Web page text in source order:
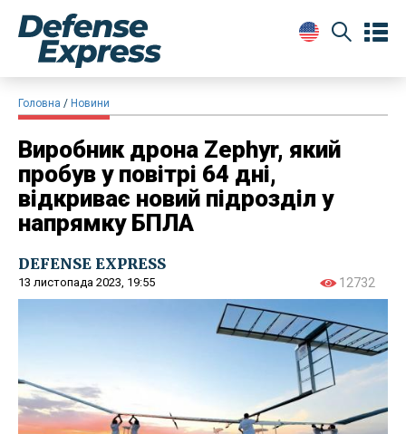
Головна Новини
Виробник дрона Zephyr, який
пробув у повітрі 64 дні,
відкриває новий підрозділ у
напрямку БПЛА
DEFENSE EXPRESS
13 листопада 2023, 19:55 12732